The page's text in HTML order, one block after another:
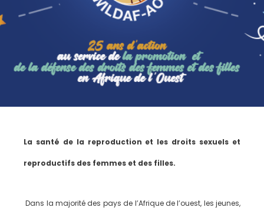
La santé de la reproduction et les droits sexuels et
reproductifs des femmes et des filles.
Dans la majorité des pays de l’Afrique de l’ouest, les jeunes,